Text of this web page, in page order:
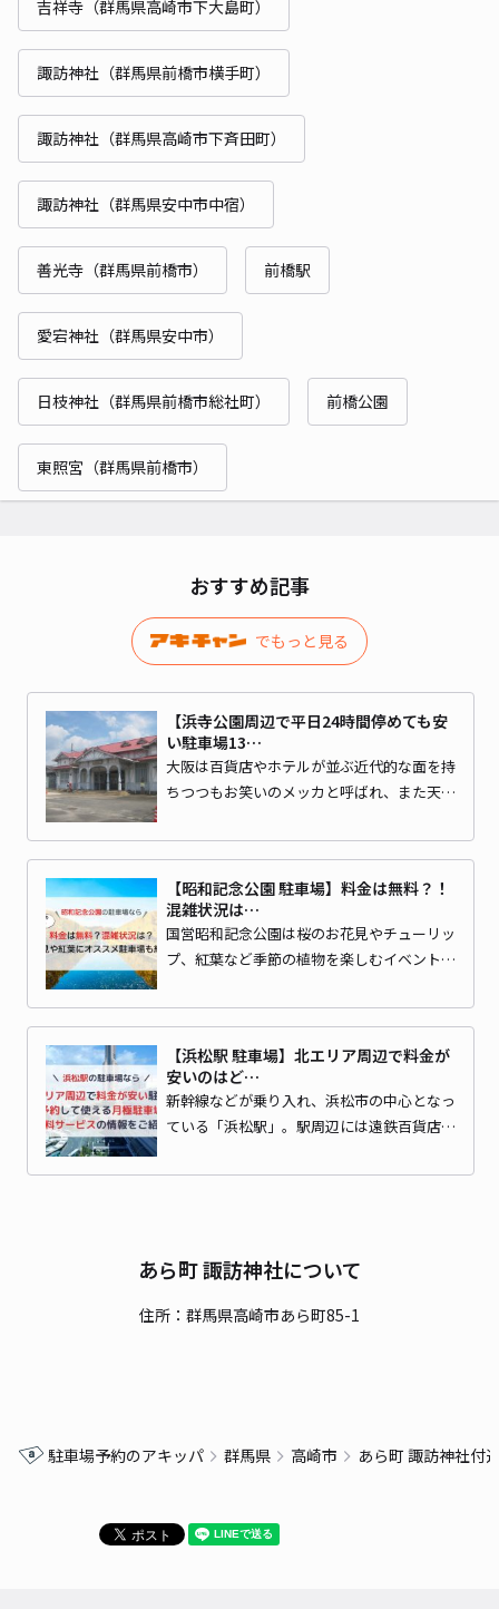
吉祥寺（群馬県高崎市下大島町）
諏訪神社（群馬県前橋市横手町）
諏訪神社（群馬県高崎市下斉田町）
諏訪神社（群馬県安中市中宿）
善光寺（群馬県前橋市） 前橋駅
愛宕神社（群馬県安中市）
日枝神社（群馬県前橋市総社町） 前橋公園
東照宮（群馬県前橋市）
おすすめ記事
でもっと見る
【浜寺公園周辺で平日24時間停めても安
い駐車場13…
大阪は百貨店やホテルが並ぶ近代的な面を持
ちつつもお笑いのメッカと呼ばれ、また天…
【昭和記念公園 駐車場】料金は無料？！
混雑状況は…
国営昭和記念公園は桜のお花見やチューリッ
プ、紅葉など季節の植物を楽しむイベント…
【浜松駅 駐車場】北エリア周辺で料金が
安いのはど…
新幹線などが乗り入れ、浜松市の中心となっ
ている「浜松駅」。駅周辺には遠鉄百貨店…
あら町 諏訪神社について
住所：群馬県高崎市あら町85-1
駐車場予約のアキッパ 群馬県 高崎市 あら町 諏訪神社付